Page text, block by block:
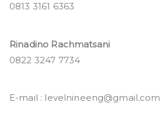
0813 3161 6363
Rinadino Rachmatsani
0822 3247 7734
E-mail : levelnineeng@gmail.com